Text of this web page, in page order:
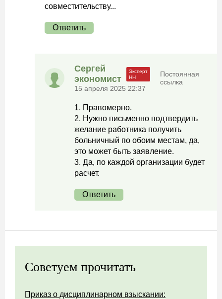
совместительству...
Ответить
Сергей
экономист
15 апреля 2025 22:37
Постоянная
ссылка
1. Правомерно.
2. Нужно письменно подтвердить
желание работника получить
больничный по обоим местам, да,
это может быть заявление.
3. Да, по каждой организации будет
расчет.
Ответить
Советуем прочитать
Приказ о дисциплинарном взыскании: